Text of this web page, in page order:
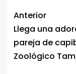
Anterior
Llega una
pareja de
Zoológico